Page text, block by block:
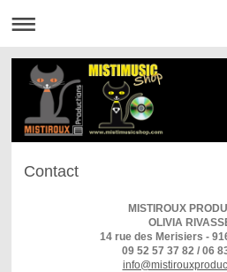
Contact
MISTIROUX
OLIVIA
14 rue des Merisiers -
09 52 57 37 82 / 06